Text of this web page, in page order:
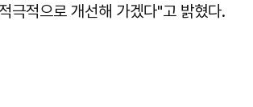
극적으로 개선해 가겠다"고 밝혔다.